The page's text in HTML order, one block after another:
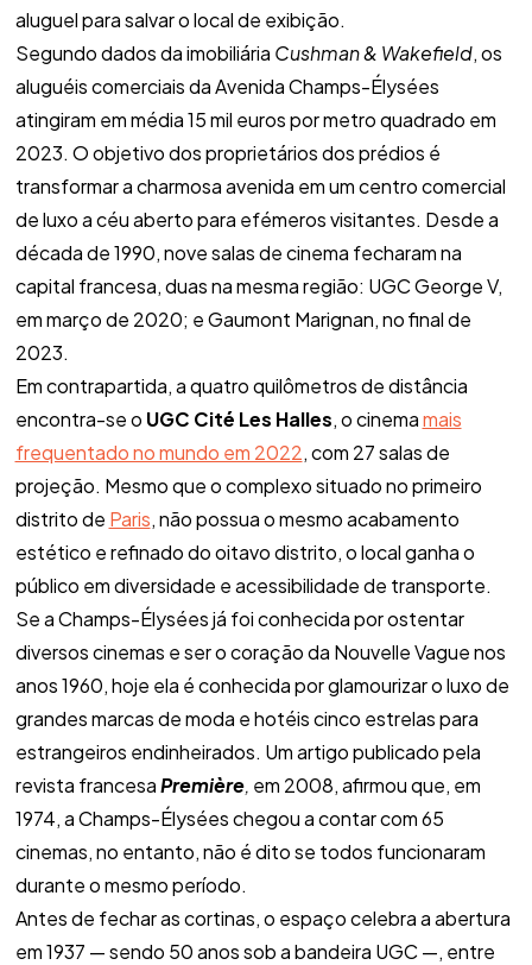
aluguel para salvar o local de exibição.
Segundo dados da imobiliária Cushman & Wakefield, os
aluguéis comerciais da Avenida Champs-Élysées
atingiram em média 15 mil euros por metro quadrado em
2023. O objetivo dos proprietários dos prédios é
transformar a charmosa avenida em um centro comercial
de luxo a céu aberto para efémeros visitantes. Desde a
década de 1990, nove salas de cinema fecharam na
capital francesa, duas na mesma região: UGC George V,
em março de 2020; e Gaumont Marignan, no final de
2023.
Em contrapartida, a quatro quilômetros de distância
encontra-se o UGC Cité Les Halles, o cinemamais
frequentado no mundo em 2022, com 27 salas de
projeção. Mesmo que o complexo situado no primeiro
distrito de Paris, não possua o mesmo acabamento
estético e refinado do oitavo distrito, o local ganha o
público em diversidade e acessibilidade de transporte.
Se a Champs-Élysées já foi conhecida por ostentar
diversos cinemas e ser o coração da Nouvelle Vague nos
anos 1960, hoje ela é conhecida por glamourizar o luxo de
grandes marcas de moda e hotéis cinco estrelas para
estrangeiros endinheirados. Um artigo publicado pela
revista francesaPremière, em 2008, afirmou que, em
1974, a Champs-Élysées chegou a contar com 65
cinemas, no entanto, não é dito se todos funcionaram
durante o mesmo período.
Antes de fechar as cortinas, o espaço celebra a abertura
em 1937 — sendo 50 anos sob a bandeira UGC —, entre